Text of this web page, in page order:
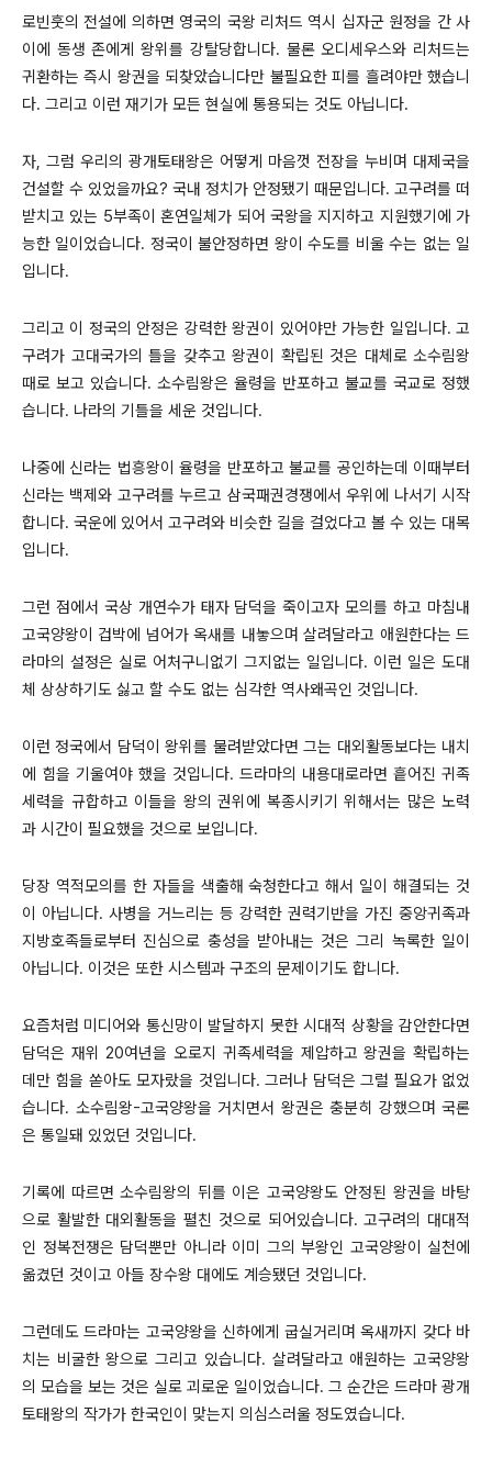
로빈훗의 전설에 의하면 영국의 국왕 리처드 역시 십자군 원정을 간 사
이에 동생 존에게 왕위를 강탈당합니다. 물론 오디세우스와 리처드는
귀환하는 즉시 왕권을 되찾았습니다만 불필요한 피를 흘려야만 했습니
다. 그리고 이런 재기가 모든 현실에 통용되는 것도 아닙니다.
자, 그럼 우리의 광개토태왕은 어떻게 마음껏 전장을 누비며 대제국을
건설할 수 있었을까요? 국내 정치가 안정됐기 때문입니다. 고구려를 떠
받치고 있는 5부족이 혼연일체가 되어 국왕을 지지하고 지원했기에 가
능한 일이었습니다. 정국이 불안정하면 왕이 수도를 비울 수는 없는 일
입니다.
그리고 이 정국의 안정은 강력한 왕권이 있어야만 가능한 일입니다. 고
구려가 고대국가의 틀을 갖추고 왕권이 확립된 것은 대체로 소수림왕
때로 보고 있습니다. 소수림왕은 율령을 반포하고 불교를 국교로 정했
습니다. 나라의 기틀을 세운 것입니다.
나중에 신라는 법흥왕이 율령을 반포하고 불교를 공인하는데 이때부터
신라는 백제와 고구려를 누르고 삼국패권경쟁에서 우위에 나서기 시작
합니다. 국운에 있어서 고구려와 비슷한 길을 걸었다고 볼 수 있는 대목
입니다.
그런 점에서 국상 개연수가 태자 담덕을 죽이고자 모의를 하고 마침내
고국양왕이 겁박에 넘어가 옥새를 내놓으며 살려달라고 애원한다는 드
라마의 설정은 실로 어처구니없기 그지없는 일입니다. 이런 일은 도대
체 상상하기도 싫고 할 수도 없는 심각한 역사왜곡인 것입니다.
이런 정국에서 담덕이 왕위를 물려받았다면 그는 대외활동보다는 내치
에 힘을 기울여야 했을 것입니다. 드라마의 내용대로라면 흩어진 귀족
세력을 규합하고 이들을 왕의 권위에 복종시키기 위해서는 많은 노력
과 시간이 필요했을 것으로 보입니다.
당장 역적모의를 한 자들을 색출해 숙청한다고 해서 일이 해결되는 것
이 아닙니다. 사병을 거느리는 등 강력한 권력기반을 가진 중앙귀족과
지방호족들로부터 진심으로 충성을 받아내는 것은 그리 녹록한 일이
아닙니다. 이것은 또한 시스템과 구조의 문제이기도 합니다.
요즘처럼 미디어와 통신망이 발달하지 못한 시대적 상황을 감안한다면
담덕은 재위 20여년을 오로지 귀족세력을 제압하고 왕권을 확립하는
데만 힘을 쏟아도 모자랐을 것입니다. 그러나 담덕은 그럴 필요가 없었
습니다. 소수림왕-고국양왕을 거치면서 왕권은 충분히 강했으며 국론
은 통일돼 있었던 것입니다.
기록에 따르면 소수림왕의 뒤를 이은 고국양왕도 안정된 왕권을 바탕
으로 활발한 대외활동을 펼친 것으로 되어있습니다. 고구려의 대대적
인 정복전쟁은 담덕뿐만 아니라 이미 그의 부왕인 고국양왕이 실천에
옮겼던 것이고 아들 장수왕 대에도 계승됐던 것입니다.
그런데도 드라마는 고국양왕을 신하에게 굽실거리며 옥새까지 갖다 바
치는 비굴한 왕으로 그리고 있습니다. 살려달라고 애원하는 고국양왕
의 모습을 보는 것은 실로 괴로운 일이었습니다. 그 순간은 드라마 광개
토태왕의 작가가 한국인이 맞는지 의심스러울 정도였습니다.